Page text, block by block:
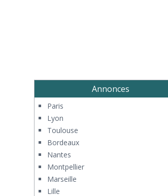
Annonces
Paris
Lyon
Toulouse
Bordeaux
Nantes
Montpellier
Marseille
Lille